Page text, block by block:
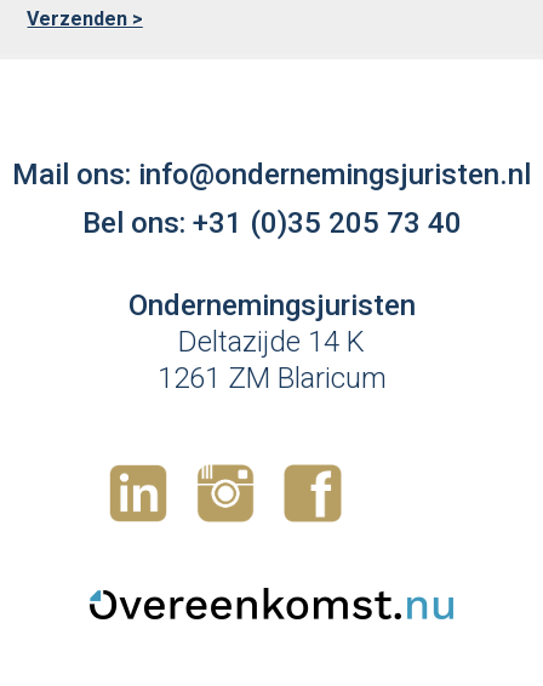
Mail ons: info@ondernemingsjuristen.nl
Bel ons: +31 (0)35 205 73 40
Ondernemingsjuristen
Deltazijde 14 K
1261 ZM Blaricum